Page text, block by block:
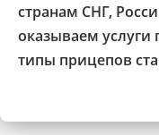
странам СНГ,
оказываем
типы прицепов